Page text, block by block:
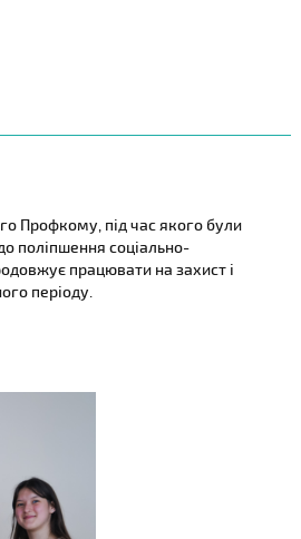
Профкому, під час якого були
поліпшення соціально-
працювати на захист і
періоду.